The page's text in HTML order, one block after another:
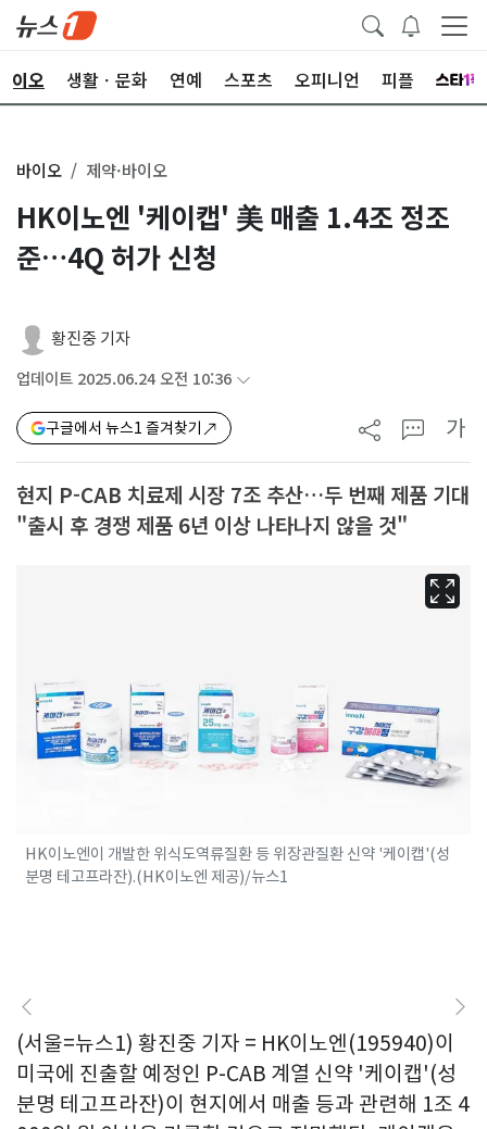
이오 생활ㆍ문화 연예 스포츠 오피니언 피플
바이오 제약·바이오
HK이노엔 '케이캡' 美 매출 1.4조 정조
준…4Q 허가 신청
황진중 기자
업데이트 2025.06.24 오전 10:36
구글에서 뉴스1 즐겨찾기 가
현지 P-CAB 치료제 시장 7조 추산…두 번째 제품 기대
"출시 후 경쟁 제품 6년 이상 나타나지 않을 것"
HK이노엔이 개발한 위식도역류질환 등 위장관질환 신약 '케이캡'(성
분명 테고프라잔).(HK이노엔 제공)/뉴스1
(서울=뉴스1) 황진중 기자 = HK이노엔(195940)이
미국에 진출할 예정인 P-CAB 계열 신약 '케이캡'(성
분명 테고프라잔)이 현지에서 매출 등과 관련해 1조 4